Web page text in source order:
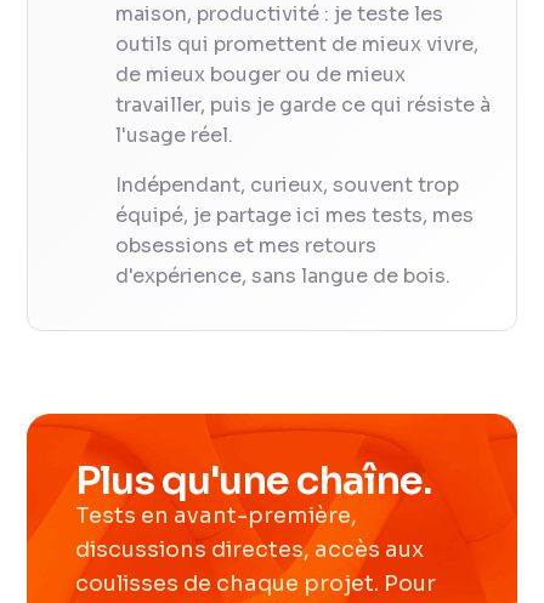
maison, productivité : je teste les
outils qui promettent de mieux vivre,
de mieux bouger ou de mieux
travailler, puis je garde ce qui résiste à
l'usage réel.
Indépendant, curieux, souvent trop
équipé, je partage ici mes tests, mes
obsessions et mes retours
d'expérience, sans langue de bois.
Plus qu'une chaîne.
Tests en avant-première,
discussions directes, accès aux
coulisses de chaque projet. Pour